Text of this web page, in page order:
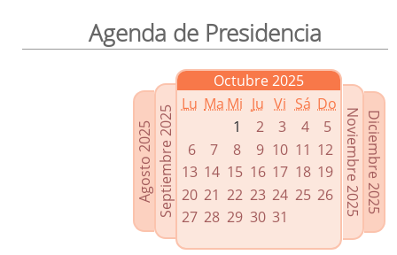
Presidencia
Enlaces relacionados
Agenda de Presidencia
Plenos provinciales y Juntas de gobierno
Oficina de Proyectos Europeos
Agenda de Presidencia
Agosto 2025Septiembre 2025
Octubre 2025
Lu Ma Mi Ju Vi Sá Do
1
2 3 4
5
6
7 8 9 10 11 12
13 14 15 16 17 18 19
20 21 22 23 24 25 26
27 28 29 30 31
Diciembre 2025
Noviembre 2025